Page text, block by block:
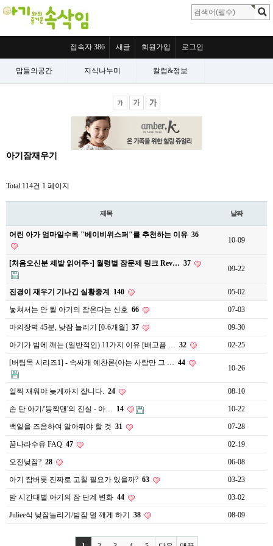
접속자 386 새글 회원가입 로그인
맘들의공간 지식나누미 칼럼&정보
아기잠재우기
Total 114건 1 페이지
제목 날짜
어린 아가 엄마일수록 "베이비위스퍼"를 추천하는 이유 36
10-09
[처음오신분 제발 읽어주~] 월령별 잠문제 링크 Rev… 37
09-22
진경이 재우기 기나긴 실황중계 140 05-02
놓쳐서는 안 될 아기의 잠온다는 신호 66 07-03
마의장벽 45분, 낮잠 늘리기 [0-6개월] 37 09-30
아기가 밤에 깨는 (일반적인) 11가지 이유 [배고픔 … 32 02-25
[버팀목 시리즈1] - 속싸개 예찬론(아는 사람만 그 … 44
10-26
일찍 재워야 늦게까지 잡니다. 24 08-10
손 탄 아기/'등짝맨'의 진실 - 아… 14 10-22
백일을 즈음하여 알아둬야 할 것 31 07-28
꿈나라수유 FAQ 47 02-19
오전낮잠? 28 06-08
아기 잠버릇 진짜로 고칠 필요가 있을까? 63 03-23
밤 시간대별 아기의 잠 단계 변화 44 03-02
Juliee식 낮잠늘리기/밤잠 덜 깨게 하기 38 08-09